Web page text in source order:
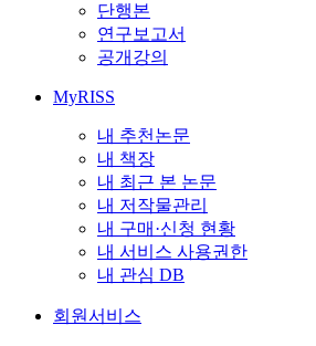
단행본
연구보고서
공개강의
MyRISS
내 추천논문
내 책장
내 최근 본 논문
내 저작물관리
내 구매·신청 현황
내 서비스 사용권한
내 관심 DB
회원서비스